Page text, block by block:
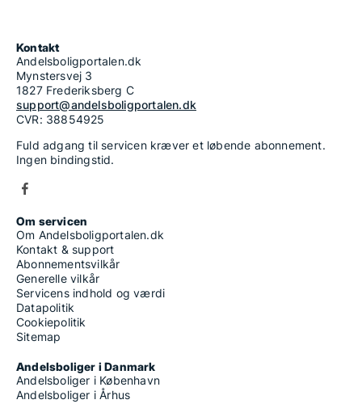
Kontakt
Andelsboligportalen.dk
Mynstersvej 3
1827 Frederiksberg C
support@andelsboligportalen.dk
CVR: 38854925
Fuld adgang til servicen kræver et løbende abonnement.
Ingen bindingstid.
Om servicen
Om Andelsboligportalen.dk
Kontakt & support
Abonnementsvilkår
Generelle vilkår
Servicens indhold og værdi
Datapolitik
Cookiepolitik
Sitemap
Andelsboliger i Danmark
Andelsboliger i København
Andelsboliger i Århus